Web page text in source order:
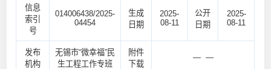
信息
索引
号
014006438/2025-
04454
生成
日期
2025-
08-11
公开
日期
2025-
08-11
发布
机构
无锡市“微幸福”民
生工程工作专班
附件
下载
— —